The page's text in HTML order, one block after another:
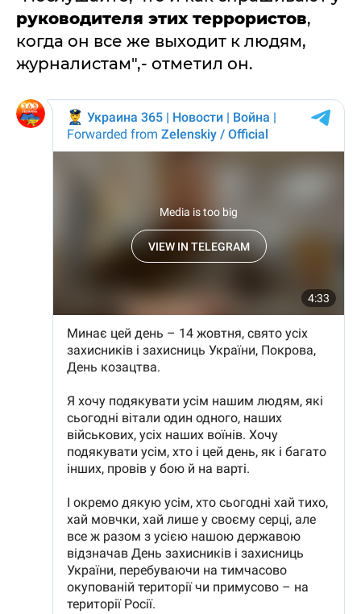
руководителя этих террористов,
когда он все же выходит к людям,
журналистам",- отметил он.